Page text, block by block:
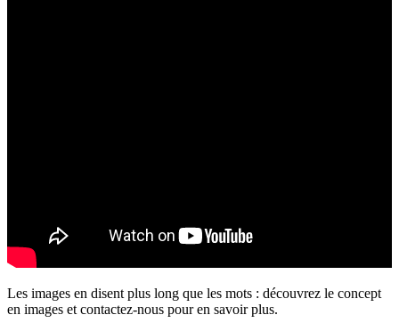
Les images en disent plus long que les mots : découvrez le concept
en images et contactez-nous pour en savoir plus.